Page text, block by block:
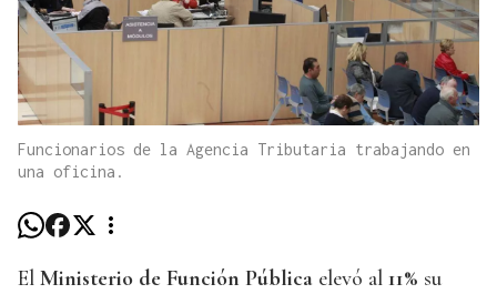
Funcionarios de la Agencia Tributaria trabajando en
una oficina.
El Ministerio de Función Pública elevó al 11% su